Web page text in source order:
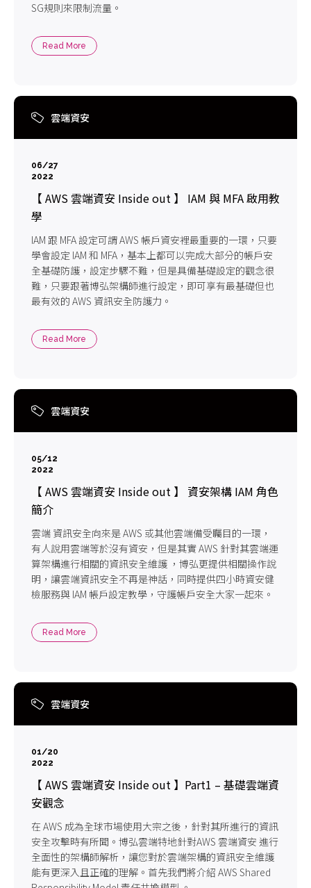
SG規則來限制流量。
Read More
雲端資安
06/27
2022
【 AWS 雲端資安 Inside out 】 IAM 與 MFA 啟用教
學
IAM 跟 MFA 設定可謂 AWS 帳戶資安裡最重要的一環，只要
學會設定 IAM 和 MFA，基本上都可以完成大部分的帳戶安
全基礎防護，設定步驟不難，但是具備基礎設定的觀念很
難，只要跟著博弘架構師進行設定，即可享有最基礎但也
最有效的 AWS 資訊安全防護力。
Read More
雲端資安
05/12
2022
【 AWS 雲端資安 Inside out 】 資安架構 IAM 角色
簡介
雲端 資訊安全向來是 AWS 或其他雲端備受矚目的一環，
有人說用雲端等於沒有資安，但是其實 AWS 針對其雲端運
算架構進行相關的資訊安全維護 ，博弘更提供相關操作說
明，讓雲端資訊安全不再是神話，同時提供四小時資安健
檢服務與 IAM 帳戶設定教學，守護帳戶安全大家一起來。
Read More
雲端資安
01/20
2022
【 AWS 雲端資安 Inside out 】Part1 – 基礎雲端資
安觀念
在 AWS 成為全球市場使用大宗之後，針對其所進行的資訊
安全攻擊時有所聞。博弘雲端特地針對AWS 雲端資安 進行
全面性的架構師解析，讓您對於雲端架構的資訊安全維護
能有更深入且正確的理解。首先我們將介紹 AWS Shared